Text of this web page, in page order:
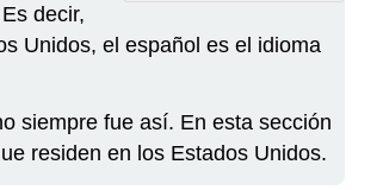
bilingüismo
multilingüismo
decir,
Unidos, el español es el idioma
siempre fue así. En esta sección
residen en los Estados Unidos.